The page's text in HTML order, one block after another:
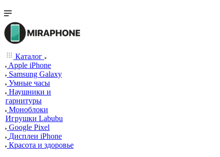
Каталог
Apple iPhone
Samsung Galaxy
Умные часы
Наушники и
гарнитуры
Моноблоки
Игрушки Labubu
Google Pixel
Дисплеи iPhone
Красота и здоровье